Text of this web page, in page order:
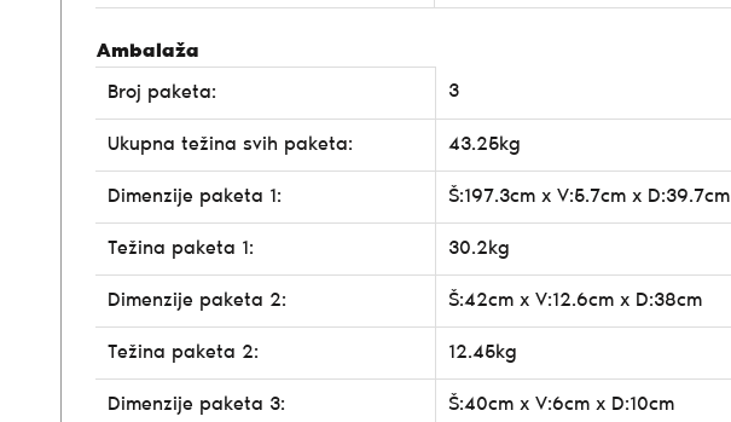
Ambalaža
Broj paketa:
3
Ukupna težina svih paketa: 43.25kg
Dimenzije paketa 1: Š:197.3cm x V:5.7cm x D:39.7cm
Težina paketa 1: 30.2kg
Dimenzije paketa 2: Š:42cm x V:12.6cm x D:38cm
Težina paketa 2: 12.45kg
Dimenzije paketa 3: Š:40cm x V:6cm x D:10cm